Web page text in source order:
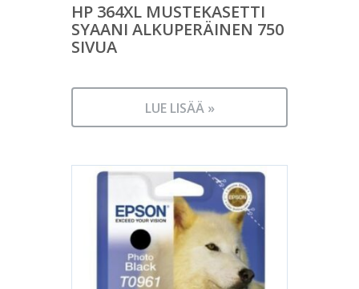
HP 364XL MUSTEKASETTI
SYAANI ALKUPERÄINEN 750
SIVUA
LUE LISÄÄ »